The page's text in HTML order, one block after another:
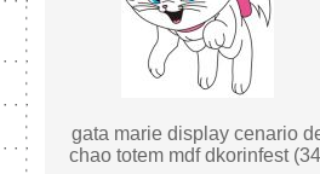
gata marie display cenario
chao totem mdf dkorinfest